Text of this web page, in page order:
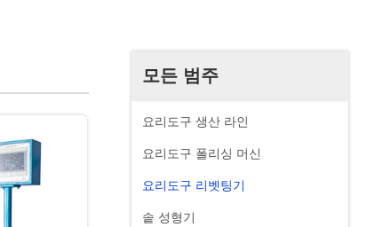
모든 범주
요리도구 생산 라인
요리도구 폴리싱 머신
요리도구 리벳팅기
솥 성형기